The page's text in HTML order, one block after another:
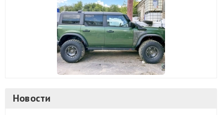
Новости